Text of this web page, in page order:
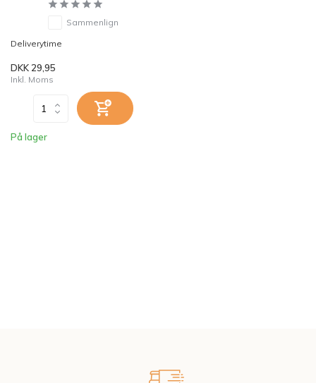
Sammenlign
Deliverytime
DKK 29,95
Inkl. Moms
På lager